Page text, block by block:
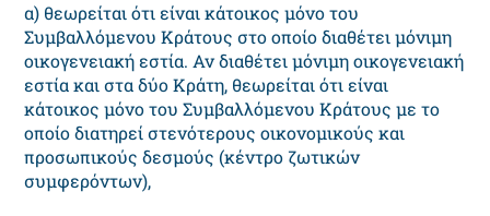
α) θεωρείται ότι είναι κάτοικος μόνο του
Συμβαλλόμενου Κράτους στο οποίο διαθέτει μόνιμη
οικογενειακή εστία. Αν διαθέτει μόνιμη οικογενειακή
εστία και στα δύο Κράτη, θεωρείται ότι είναι
κάτοικος μόνο του Συμβαλλόμενου Κράτους με το
οποίο διατηρεί στενότερους οικονομικούς και
προσωπικούς δεσμούς (κέντρο ζωτικών
συμφερόντων),